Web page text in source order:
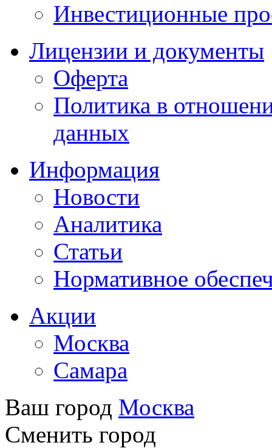
Инвестиционные
Лицензии и документы
Оферта
Политика в
данных
Информация
Новости
Аналитика
Статьи
Нормативное
Акции
Москва
Самара
Ваш город Москва
Сменить город